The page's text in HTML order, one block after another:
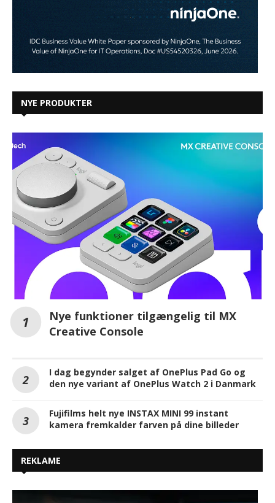
NYE PRODUKTER
Nye funktioner tilgængelig til MX
Creative Console
I dag begynder salget af OnePlus Pad Go og
den nye variant af OnePlus Watch 2 i Danmark
Fujifilms helt nye INSTAX MINI 99 instant
kamera fremkalder farven på dine billeder
REKLAME